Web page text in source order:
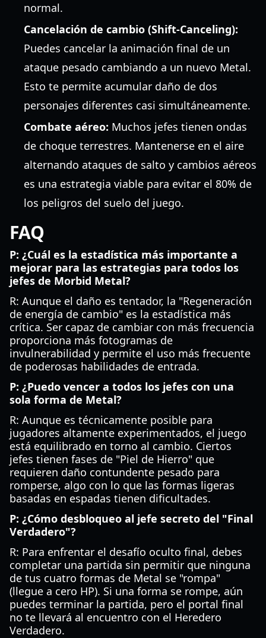
normal.
Cancelación de cambio (Shift-Canceling):
Puedes cancelar la animación final de un
ataque pesado cambiando a un nuevo Metal.
Esto te permite acumular daño de dos
personajes diferentes casi simultáneamente.
Combate aéreo: Muchos jefes tienen ondas
de choque terrestres. Mantenerse en el aire
alternando ataques de salto y cambios aéreos
es una estrategia viable para evitar el 80% de
los peligros del suelo del juego.
FAQ
P: ¿Cuál es la estadística más importante a
mejorar para las estrategias para todos los
jefes de Morbid Metal?
R: Aunque el daño es tentador, la "Regeneración
de energía de cambio" es la estadística más
crítica. Ser capaz de cambiar con más frecuencia
proporciona más fotogramas de
invulnerabilidad y permite el uso más frecuente
de poderosas habilidades de entrada.
P: ¿Puedo vencer a todos los jefes con una
sola forma de Metal?
R: Aunque es técnicamente posible para
jugadores altamente experimentados, el juego
está equilibrado en torno al cambio. Ciertos
jefes tienen fases de "Piel de Hierro" que
requieren daño contundente pesado para
romperse, algo con lo que las formas ligeras
basadas en espadas tienen dificultades.
P: ¿Cómo desbloqueo al jefe secreto del "Final
Verdadero"?
R: Para enfrentar el desafío oculto final, debes
completar una partida sin permitir que ninguna
de tus cuatro formas de Metal se "rompa"
(llegue a cero HP). Si una forma se rompe, aún
puedes terminar la partida, pero el portal final
no te llevará al encuentro con el Heredero
Verdadero.